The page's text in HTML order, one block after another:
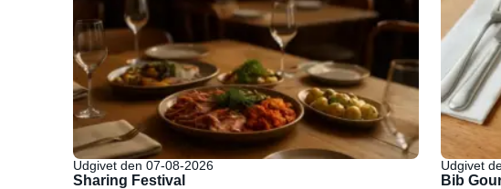
Udgivet den 07-08-2026
Sharing Festival
Udgivet
Bib